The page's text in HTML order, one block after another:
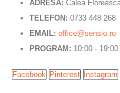
ADRESA: Calea
TELEFON: 0733 448 268
EMAIL: office@sensio.ro
PROGRAM: 10:00 - 19:00
Facebook Pinterest Instagram